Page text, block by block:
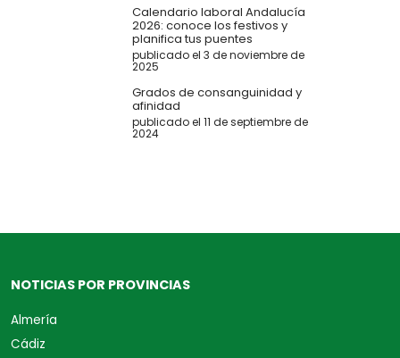
Calendario laboral Andalucía
2026: conoce los festivos y
planifica tus puentes
publicado el 3 de noviembre de
2025
Grados de consanguinidad y
afinidad
publicado el 11 de septiembre de
2024
NOTICIAS POR PROVINCIAS
Almería
Cádiz